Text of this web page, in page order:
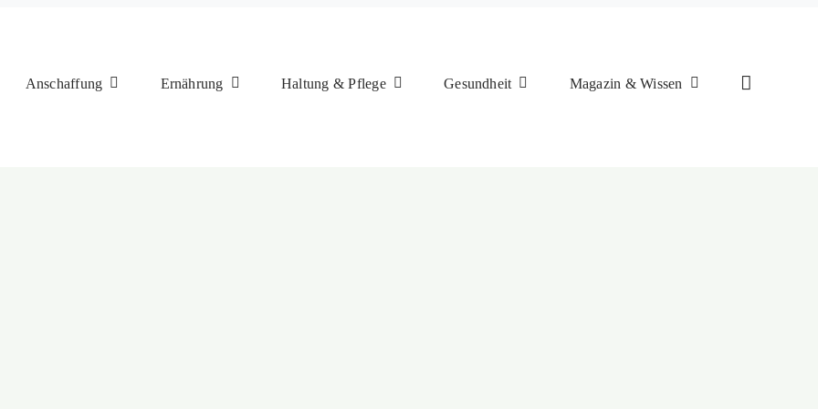
Anschaffung Ernährung Haltung & Pflege Gesundheit Magazin & Wissen